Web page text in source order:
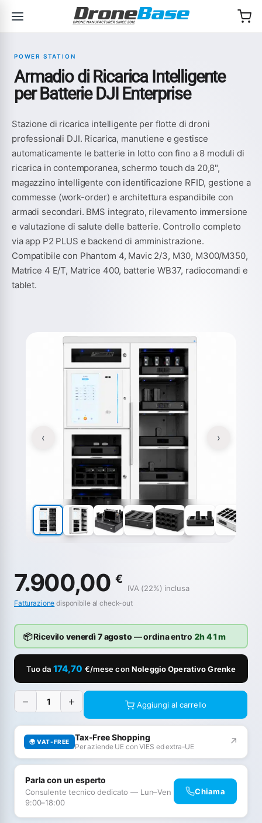
POWER STATION
Armadio di Ricarica Intelligente
per Batterie DJI Enterprise
Stazione di ricarica intelligente per flotte di droni
professionali DJI. Ricarica, manutiene e gestisce
automaticamente le batterie in lotto con fino a 8 moduli di
ricarica in contemporanea, schermo touch da 20,8",
magazzino intelligente con identificazione RFID, gestione a
commesse (work-order) e architettura espandibile con
armadi secondari. BMS integrato, rilevamento immersione
e valutazione di salute delle batterie. Controllo completo
via app P2 PLUS e backend di amministrazione.
Compatibile con Phantom 4, Mavic 2/3, M30, M300/M350,
Matrice 4 E/T, Matrice 400, batterie WB37, radiocomandi e
tablet.
‹ ›
7.900,00 €
IVA (22%) inclusa
Fatturazione disponibile al check-out
📦 Ricevilo venerdì 7 agosto— ordina entro 2h 41m
Tuo da 174,70 €/mese con Noleggio Operativo Grenke
− + Aggiungi al carrello
🌍 VAT-FREE Tax-Free Shopping
Per aziende UE con VIES ed extra-UE ↗
Parla con un esperto
Consulente tecnico dedicato — Lun–Ven
9:00–18:00
Chiama